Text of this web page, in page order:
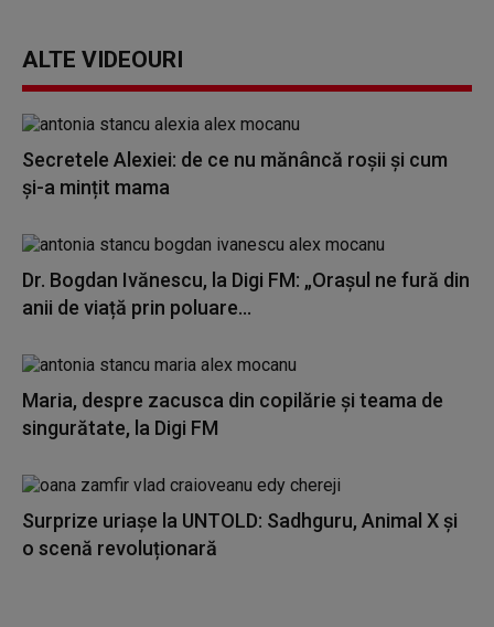
ALTE VIDEOURI
Secretele Alexiei: de ce nu mănâncă roșii și cum
și-a mințit mama
Dr. Bogdan Ivănescu, la Digi FM: „Orașul ne fură din
anii de viață prin poluare...
Maria, despre zacusca din copilărie și teama de
singurătate, la Digi FM
Surprize uriașe la UNTOLD: Sadhguru, Animal X și
o scenă revoluționară